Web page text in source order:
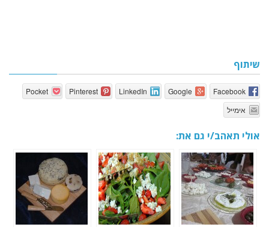
שיתוף
Facebook
Google
LinkedIn
Pinterest
Pocket
אימייל
אולי תאהב/י גם את: